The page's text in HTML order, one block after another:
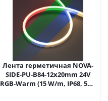
Лента герметичная NOVA-
SIDE-PU-B84-12x20mm 24V
RGB-Warm (15 W/m, IP68, 5m,